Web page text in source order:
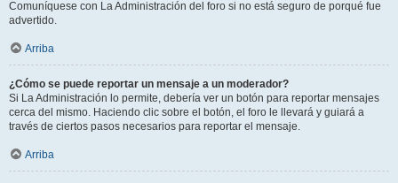
Comuníquese con La Administración del foro si no está seguro de porqué fue
advertido.
Arriba
¿Cómo se puede reportar un mensaje a un moderador?
Si La Administración lo permite, debería ver un botón para reportar mensajes
cerca del mismo. Haciendo clic sobre el botón, el foro le llevará y guiará a
través de ciertos pasos necesarios para reportar el mensaje.
Arriba